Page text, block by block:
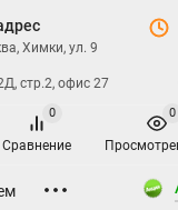
Химки, ул. 9
стр.2, офис 27
Сравнение
0 0